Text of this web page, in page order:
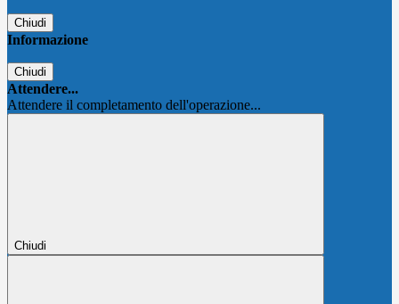
Chiudi
Informazione
Chiudi
Attendere...
Attendere il completamento dell'operazione...
Chiudi